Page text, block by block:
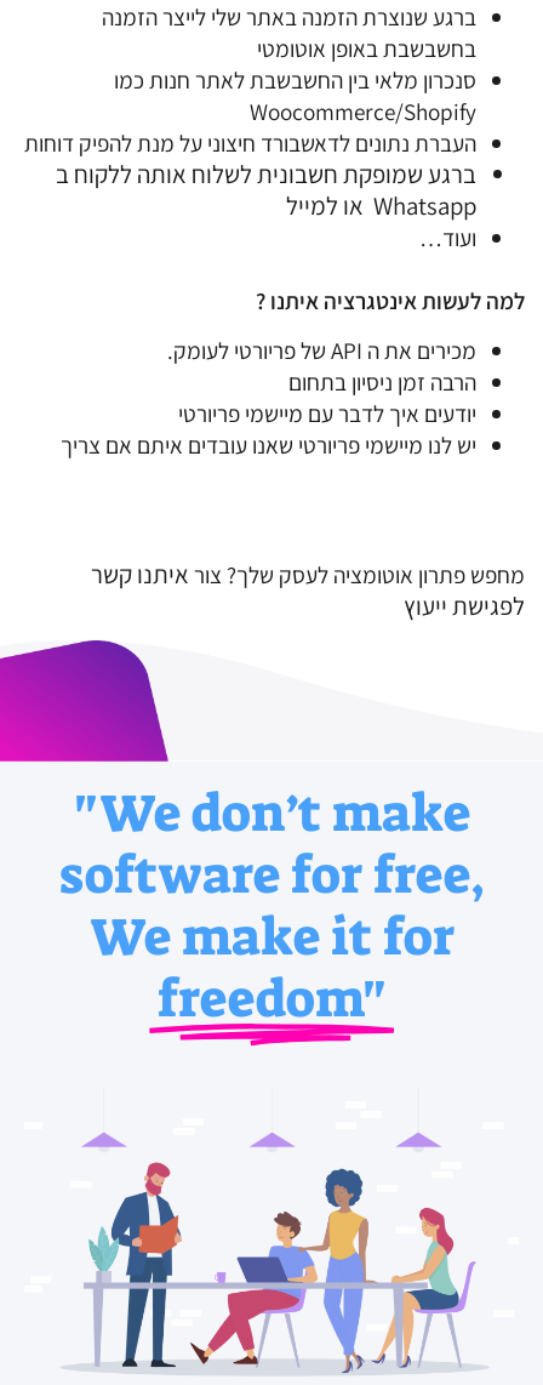
ברגע שנוצרת הזמנה באתר שלי לייצר הזמנה
בחשבשבת באופן אוטומטי
סנכרון מלאי בין החשבשבת לאתר חנות כמו
Woocommerce/Shopify
העברת נתונים לדאשבורד חיצוני על מנת להפיק דוחות
ברגע שמופקת חשבונית לשלוח אותה ללקוח ב
Whatsapp או למייל
ועוד…
למה לעשות אינטגרציה איתנו ?
מכירים את ה API של פריורטי לעומק.
הרבה זמן ניסיון בתחום
יודעים איך לדבר עם מיישמי פריורטי
יש לנו מיישמי פריורטי שאנו עובדים איתם אם צריך
מחפש פתרון אוטומציה לעסק שלך? צוראיתנוקשר
לפגישת ייעוץ
"We don’t make
software for free,
We make it for
freedom"